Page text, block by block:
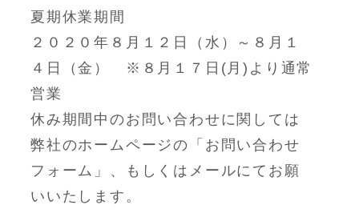
夏期休業期間
２０２０年８月１２日（水）～８月１
４日（金） ※８月１７日(月)より通常
営業
休み期間中のお問い合わせに関しては
弊社のホームページの「お問い合わせ
フォーム」、もしくはメールにてお願
いいたします。